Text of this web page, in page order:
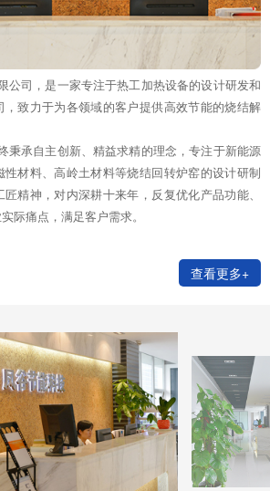
公司，是一家专注于热工加热设备的设计研发和
致力于为各领域的客户提供高效节能的烧结解
秉承自主创新、精益求精的理念，专注于新能源
材料、高岭土材料等烧结回转炉窑的设计研制
精神，对内深耕十来年，反复优化产品功能、
际痛点，满足客户需求。
查看更多+